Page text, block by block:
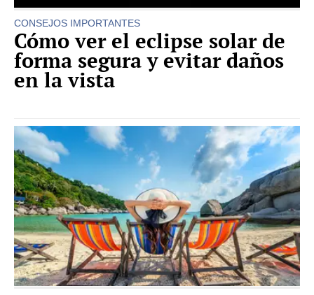
CONSEJOS IMPORTANTES
Cómo ver el eclipse solar de
forma segura y evitar daños
en la vista